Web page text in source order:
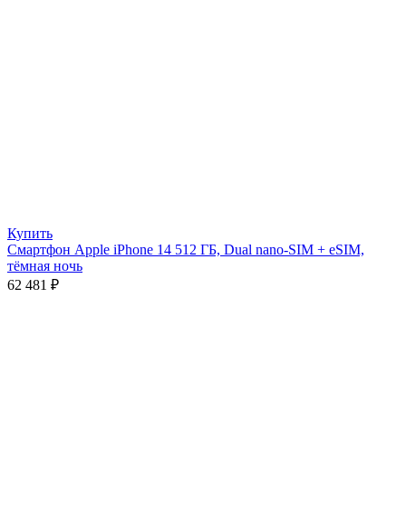
Купить
Смартфон Apple iPhone 14 512 ГБ, Dual nano-SIM + eSIM,
тёмная ночь
62 481 ₽